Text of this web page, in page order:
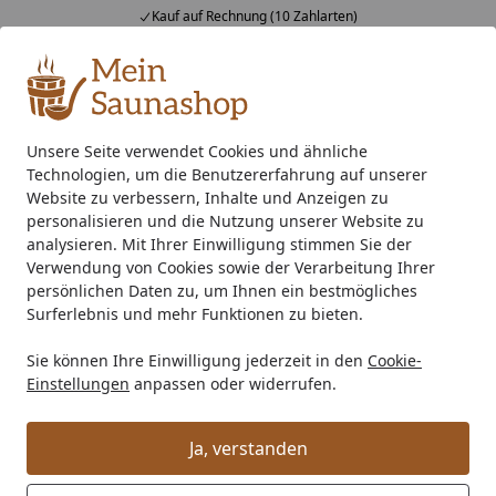
Unsere Seite verwendet Cookies und ähnliche
Technologien, um die Benutzererfahrung auf unserer
Website zu verbessern, Inhalte und Anzeigen zu
personalisieren und die Nutzung unserer Website zu
analysieren. Mit Ihrer Einwilligung stimmen Sie der
Verwendung von Cookies sowie der Verarbeitung Ihrer
persönlichen Daten zu, um Ihnen ein bestmögliches
Surferlebnis und mehr Funktionen zu bieten.
Sie können Ihre Einwilligung jederzeit in den Cookie-
Einstellungen anpassen oder widerrufen.
Ja, verstanden
Kauf auf Rechnung (10 Zahlarten)
Alle Produkte
Mein Konto
Suchen
Startseite
Schraubfundament Montage-Service für Gartenhaus,
Schraubfundament Montage-
Service für Gartenhaus,
Gartensauna, Terrasse, Anbauten
o.Ä.